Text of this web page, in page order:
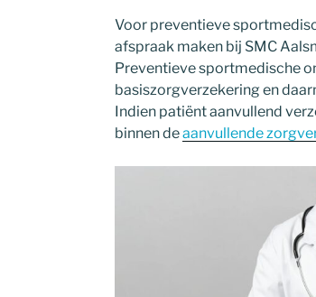
Voor preventieve
afspraak maken bij SMC
Preventieve sportmedische
basiszorgverzekering en
Indien patiënt aanvullend
binnen deaanvullende